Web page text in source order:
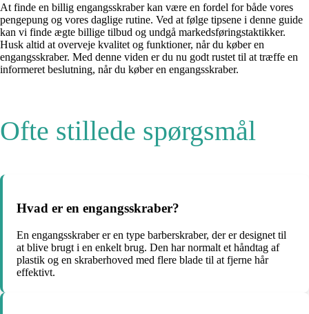
At finde en billig engangsskraber kan være en fordel for både vores
pengepung og vores daglige rutine. Ved at følge tipsene i denne guide
kan vi finde ægte billige tilbud og undgå markedsføringstaktikker.
Husk altid at overveje kvalitet og funktioner, når du køber en
engangsskraber. Med denne viden er du nu godt rustet til at træffe en
informeret beslutning, når du køber en engangsskraber.
Ofte stillede spørgsmål
Hvad er en engangsskraber?
En engangsskraber er en type barberskraber, der er designet til
at blive brugt i en enkelt brug. Den har normalt et håndtag af
plastik og en skraberhoved med flere blade til at fjerne hår
effektivt.